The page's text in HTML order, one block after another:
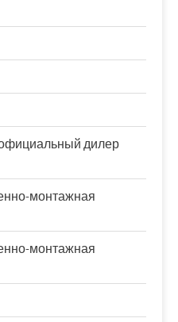
дилер
монтажная
монтажная